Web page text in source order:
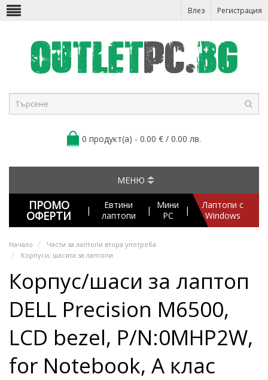
Влез Регистрация
0 продукт(а) - 0.00 € / 0.00 лв.
МЕНЮ
ПРОМО
ОФЕРТИ |
Евтини
лаптопи
|
Мини
PC
|
Лаптопи с
Windows
Начало
Части за лаптопи втора употреба
Корпуси, шасита за лаптопи
Корпус/шаси за лаптоп
DELL Precision M6500,
LCD bezel, P/N:0MHP2W,
for Notebook, А клас